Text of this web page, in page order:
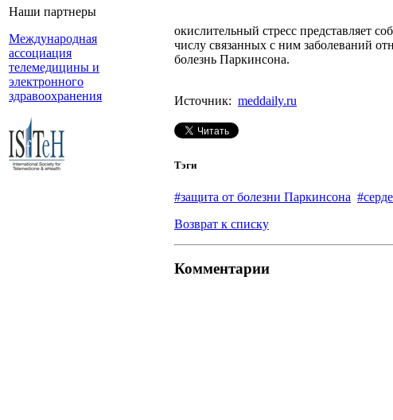
Наши партнеры
Международная
ассоциация
телемедицины и
электронного
здравоохранения
окислительный стресс представляет
числу связанных с ним заболеваний
болезнь Паркинсона.
Источник: meddaily.ru
Тэги
#защита от болезни Паркинсона
Возврат к списку
Комментарии